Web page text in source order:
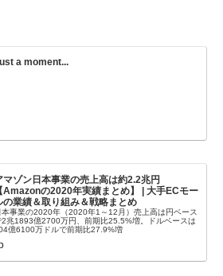
a moment...
マゾン日本事業の売上高は約2.2兆円
Amazonの2020年実績まとめ】 | 大手ECモー
の業績＆取り組み＆戦略まとめ
本事業の2020年（2020年1～12月）売上高は円ベース
2兆1893億2700万円、前期比25.5%増。ドルベースは
億6100万ドルで前期比27.9%増